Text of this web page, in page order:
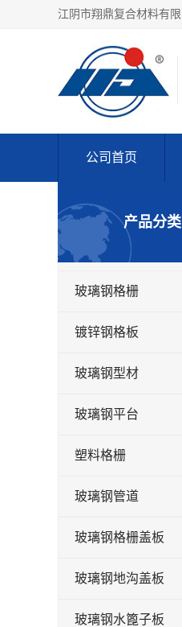
公司首页
产品分类
玻璃钢格栅
镀锌钢格板
玻璃钢型材
玻璃钢平台
塑料格栅
玻璃钢管道
玻璃钢格栅盖板
玻璃钢地沟盖板
玻璃钢水篦子板